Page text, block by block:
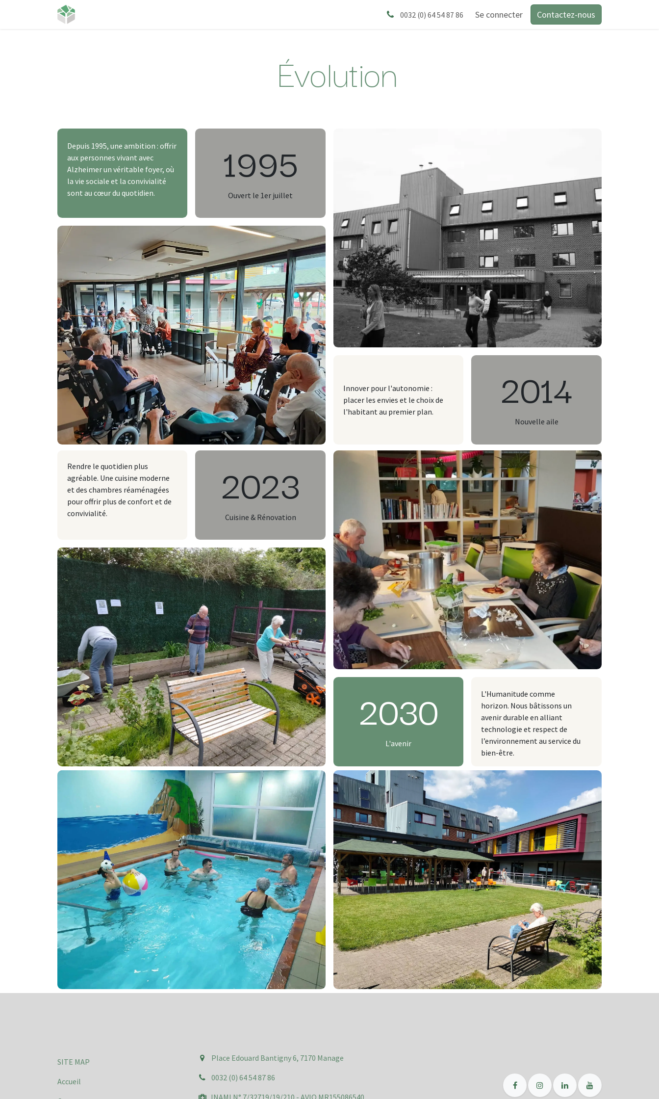
Se rendre au contenu
0032 (0) 64 54 87 86 Se connecter Contactez-nous
Évolution
Innover pour l'autonomie :
placer les envies et le choix de
l'habitant au premier plan.
2014
Nouvelle aile
1995
Ouvert le 1er juillet
Depuis 1995, une ambition : offrir
aux personnes vivant avec
Alzheimer un véritable foyer, où
la vie sociale et la convivialité
sont au cœur du quotidien.
Rendre le quotidien plus
agréable. Une cuisine moderne
et des chambres réaménagées
pour offrir plus de confort et de
convivialité.
2023
Cuisine & Rénovation
2030
L'avenir
L'Humanitude comme
horizon. Nous bâtissons un
avenir durable en alliant
technologie et respect de
l’environnement au service du
bien-être.
SITE MAP
Accueil
Place Edouard Bantigny 6, 7170 Manage
0032 (0) 64 54 87 86
INAMI N° 7/32719/19/210 - AVIQ MR155086540